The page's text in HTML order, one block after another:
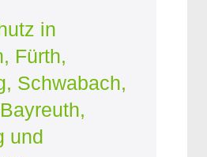
in
Fürth,
Schwabach,
und